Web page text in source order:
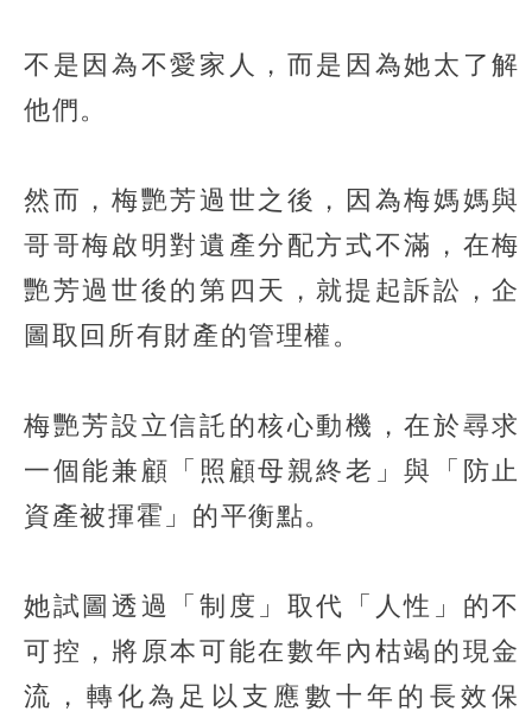
不是因為不愛家人，而是因為她太了解
他們。
然而，梅艷芳過世之後，因為梅媽媽與
哥哥梅啟明對遺產分配方式不滿，在梅
艷芳過世後的第四天，就提起訴訟，企
圖取回所有財產的管理權。
梅艷芳設立信託的核心動機，在於尋求
一個能兼顧「照顧母親終老」與「防止
資產被揮霍」的平衡點。
她試圖透過「制度」取代「人性」的不
可控，將原本可能在數年內枯竭的現金
流，轉化為足以支應數十年的長效保